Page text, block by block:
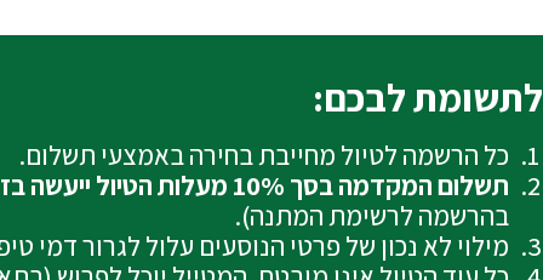
לתשומת לבכם:
כל הרשמה לטיול מחייבת בחירה באמצעי תשלום.
תשלום המקדמה בסך 10% מעלות הטיול ייעשה בזמן ההרשמה בכרטיס האשראי
בהרשמה לרשימת המתנה).
מילוי לא נכון של פרטי הנוסעים עלול לגרור דמי